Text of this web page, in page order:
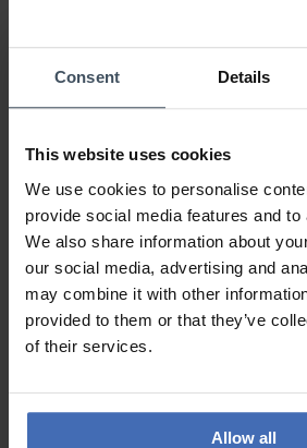
Consent Details
This website uses cookies
We use cookies to personalise
provide social media features and
We also share information about
our social media, advertising and
may combine it with other
provided to them or that they’ve
of their services.
Allow all
0%
0%
Orologio
Review by Alessio giovedì, 29 aprile 2021
DESIGN
PREZZO-PRESTANZIONE
Super gsi